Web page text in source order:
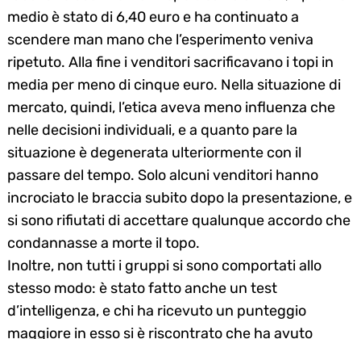
medio è stato di 6,40 euro e ha continuato a
scendere man mano che l’esperimento veniva
ripetuto. Alla fine i venditori sacrificavano i topi in
media per meno di cinque euro. Nella situazione di
mercato, quindi, l’etica aveva meno influenza che
nelle decisioni individuali, e a quanto pare la
situazione è degenerata ulteriormente con il
passare del tempo. Solo alcuni venditori hanno
incrociato le braccia subito dopo la presentazione, e
si sono rifiutati di accettare qualunque accordo che
condannasse a morte il topo.
Inoltre, non tutti i gruppi si sono comportati allo
stesso modo: è stato fatto anche un test
d’intelligenza, e chi ha ricevuto un punteggio
maggiore in esso si è riscontrato che ha avuto